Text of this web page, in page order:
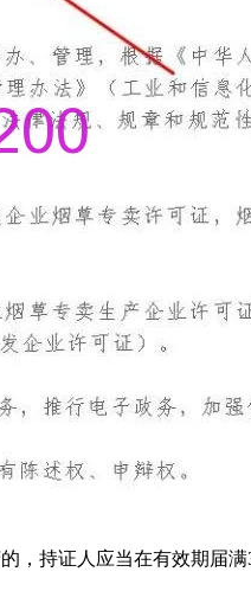
，持证人应当在有效期届